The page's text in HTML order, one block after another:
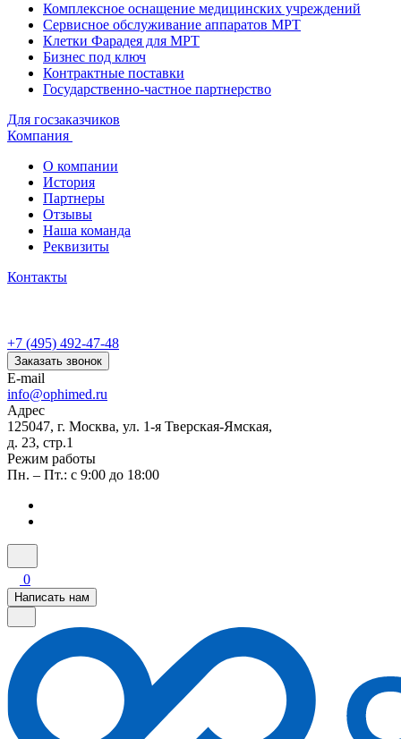
Комплексное оснащение медицинских учреждений
Сервисное обслуживание аппаратов МРТ
Клетки Фарадея для МРТ
Бизнес под ключ
Контрактные поставки
Государственно-частное партнерство
Для госзаказчиков
Компания
О компании
История
Партнеры
Отзывы
Наша команда
Реквизиты
Контакты
+7 (495) 492-47-48
Заказать звонок
E-mail
info@ophimed.ru
Адрес
125047, г. Москва, ул. 1-я Тверская-Ямская,
д. 23, стр.1
Режим работы
Пн. – Пт.: с 9:00 до 18:00
0
Написать нам